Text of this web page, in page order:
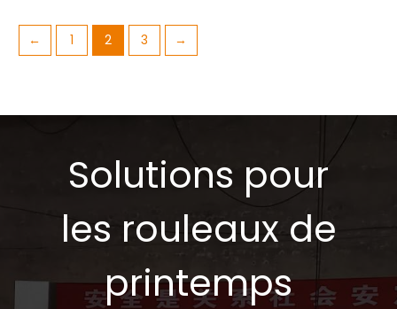
← 1 2 3 →
Solutions pour
les rouleaux de
printemps